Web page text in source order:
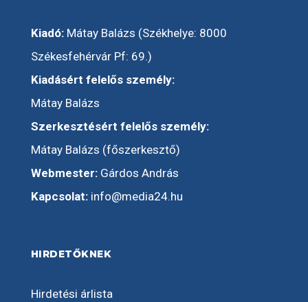
Kiadó:Mátay Balázs (Székhelye: 8000
Székesfehérvár Pf: 69.)
Kiadásért felelős személy:
Mátay Balázs
Szerkesztésért felelős személy:
Mátay Balázs (főszerkesztő)
Webmester:Gárdos András
Kapcsolat: info@media24.hu
HIRDETŐKNEK
Hirdetési árlista